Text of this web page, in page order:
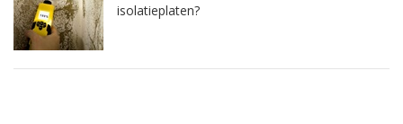
isolatieplaten?